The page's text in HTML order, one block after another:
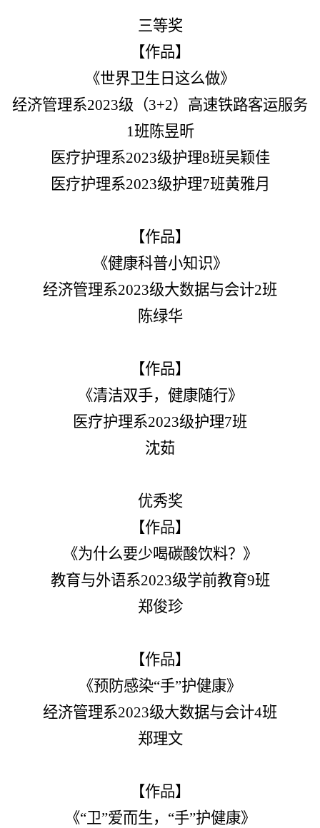
三等奖
【作品】
《世界卫生日这么做》
经济管理系2023级（3+2）高速铁路客运服务
1班陈昱昕
医疗护理系2023级护理8班吴颖佳
医疗护理系2023级护理7班黄雅月
【作品】
《健康科普小知识》
经济管理系2023级大数据与会计2班
陈绿华
【作品】
《清洁双手，健康随行》
医疗护理系2023级护理7班
沈茹
优秀奖
【作品】
《为什么要少喝碳酸饮料？》
教育与外语系2023级学前教育9班
郑俊珍
【作品】
《预防感染“手”护健康》
经济管理系2023级大数据与会计4班
郑理文
【作品】
《“卫”爱而生，“手”护健康》